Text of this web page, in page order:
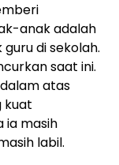
anak adalah
di sekolah.
saat ini.
atas
kuat
ia masih
labil.